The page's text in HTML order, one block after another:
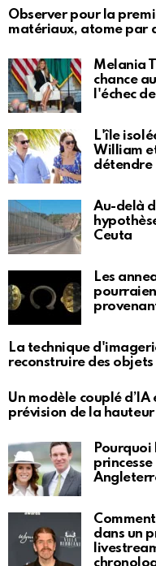
Observer pour la
matériaux, atome par
Melania
chance
l'échec
L'île
William
détendre
Au-delà
Ceuta
Les
La technique
reconstruire des
Un modèle couplé
prévision de la
dans un